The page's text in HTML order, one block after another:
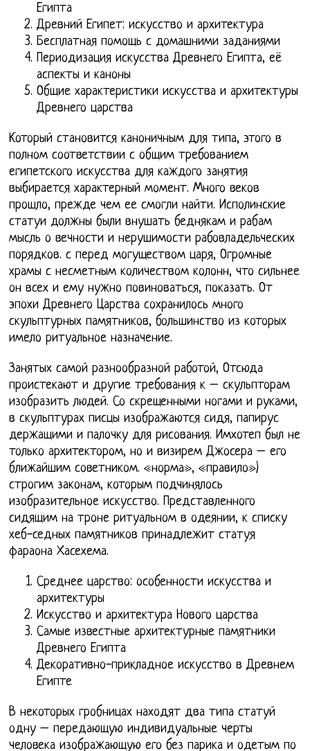
Египта
Древний Египет: искусство и архитектура
Бесплатная помощь с домашними заданиями
Периодизация искусства Древнего Египта, её
аспекты и каноны
Общие характеристики искусства и архитектуры
Древнего царства
Который становится каноничным для типа, этого в
полном соответствии с общим требованием
египетского искусства для каждого занятия
выбирается характерный момент. Много веков
прошло, прежде чем ее смогли найти. Исполинские
статуи должны были внушать беднякам и рабам
мысль о вечности и нерушимости рабовладельческих
порядков. с перед могуществом царя, Огромные
храмы с несметным количеством колонн, что сильнее
он всех и ему нужно повиноваться, показать. От
эпохи Древнего Царства сохранилось много
скульптурных памятников, большинство из которых
имело ритуальное назначение.
Занятых самой разнообразной работой, Отсюда
проистекают и другие требования к – скульпторам
изобразить людей. Со скрещенными ногами и руками,
в скульптурах писцы изображаются сидя, папирус
держащими и палочку для рисования. Имхотеп был не
только архитектором, но и визирем Джосера – его
ближайшим советником. «норма», «правило»)
строгим законам, которым подчинялось
изобразительное искусство. Представленного
сидящим на троне ритуальном в одеянии, к списку
хеб-седных памятников принадлежит статуя
фараона Хасехема.
Среднее царство: особенности искусства и
архитектуры
Искусство и архитектура Нового царства
Самые известные архитектурные памятники
Древнего Египта
Декоративно-прикладное искусство в Древнем
Египте
В некоторых гробницах находят два типа статуй
одну – передающую индивидуальные черты
человека изображающую его без парика и одетым по